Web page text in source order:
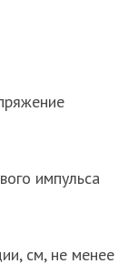
импульса
см, не менее